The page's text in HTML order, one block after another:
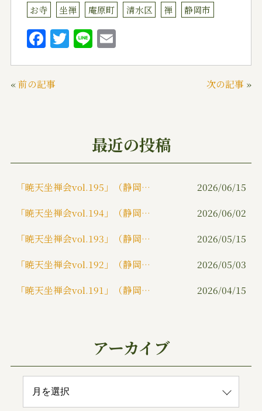
お寺 坐禅 庵原町 清水区 禅 静岡市
F
a
c
e
k
T
w
Li
n
E
m
«前の記事 次の記事 »
最近の投稿
「暁天坐禅会vol.195」（静岡市）
2026/06/15
「暁天坐禅会vol.194」（静岡市）
2026/06/02
「暁天坐禅会vol.193」（静岡市）
2026/05/15
「暁天坐禅会vol.192」（静岡市）
2026/05/03
「暁天坐禅会vol.191」（静岡市）
2026/04/15
アーカイブ